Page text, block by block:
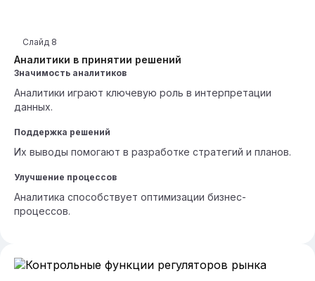
Аналитики в принятии решений
Слайд 8
Значимость аналитиков
Аналитики играют ключевую роль в интерпретации
данных.
Поддержка решений
Их выводы помогают в разработке стратегий и планов.
Улучшение процессов
Аналитика способствует оптимизации бизнес-
процессов.